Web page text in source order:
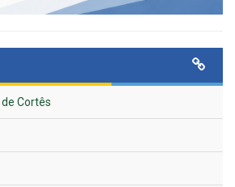
Cortês